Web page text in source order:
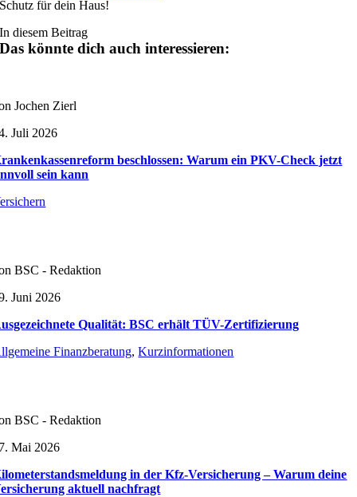
Schutz für dein Haus!
In diesem Beitrag
Das könnte dich auch interessieren:
Jochen Zierl
Juli 2026
beschlossen: Warum ein PKV-Check jetzt
sein kann
BSC - Redaktion
Juni 2026
Qualität: BSC erhält TÜV-Zertifizierung
Finanzberatung,Kurzinformationen
BSC - Redaktion
Mai 2026
in der Kfz-Versicherung – Warum deine
aktuell nachfragt